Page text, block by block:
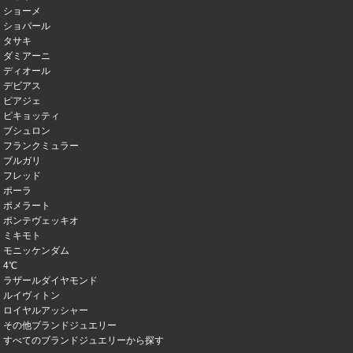
ショーメ
ショパール
タサキ
ダミアーニ
ディオール
デビアス
ピアジェ
ピキョッティ
ブシュロン
フランクミュラー
ブルガリ
フレッド
ポーラ
ポメラート
ポンテヴェッキオ
ミキモト
モニッケンダム
4℃
ラザールダイヤモンド
ルイヴィトン
ロイヤルアッシャー
その他ブランドジュエリー
すべてのブランドジュエリーから探す